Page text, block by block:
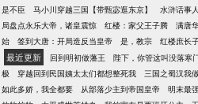
是不臣
马小川穿越三国【带甄宓逛东京】 水浒话事人
局盘点永乐大帝，诸皇震惊
红楼：家父王子腾 满唐
始
签到大唐：开局造反当皇帝 是，教宗 红楼庶长
最近更新 回到明初做藩王 陛下，你管这叫没落寒
极
穿越回到民国姨太太们都想整死我 三国之蜀汉我
如此多娇，我全都要
从部落少主到帝国皇帝 明末最